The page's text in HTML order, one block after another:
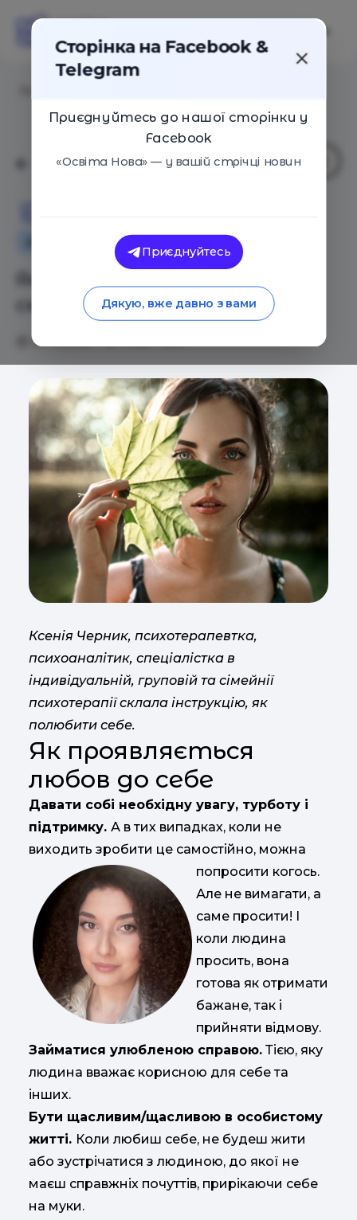
Додаткова освіта для дітей
Як проявляється любов до
себе
03.12.2020
Ксенія Черник, психотерапевтка,
психоаналітик, спеціалістка в
індивідуальній, груповій та сімейнії
психотерапії склала інструкцію, як
полюбити себе.
Як проявляється
любов до себе
Давати собі необхідну увагу, турботу і
підтримку. А в тих випадках, коли не
виходить зробити це самостійно, можна
попросити когось.
Але не вимагати, а
саме просити! І
коли людина
просить, вона
готова як отримати
бажане, так і
прийняти відмову.
Займатися улюбленою справою. Тією, яку
людина вважає корисною для себе та
інших.
Бути щасливим/щасливою в особистому
житті. Коли любиш себе, не будеш жити
або зустрічатися з людиною, до якої не
маєш справжніх почуттів, прирікаючи себе
на муки.
Сторінка на Facebook &
Telegram
Приєднуйтесь до нашої сторінки у
Facebook
«Освіта Нова» — у вашій стрічці новин
Приєднуйтесь
Дякую, вже давно з вами